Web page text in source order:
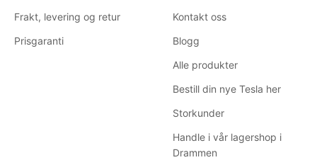
Frakt, levering og retur
Prisgaranti
Kontakt oss
Blogg
Alle produkter
Bestill din nye Tesla her
Storkunder
Handle i vår lagershop i
Drammen